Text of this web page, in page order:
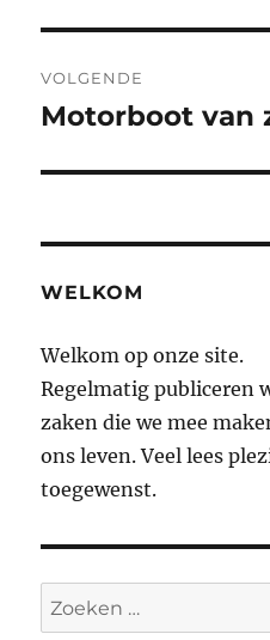
VOLGENDE
Volgend
Motorboot van
WELKOM
Welkom op onze site.
Regelmatig publiceren
zaken die we mee
ons leven. Veel lees
toegewenst.
Zoeken
naar: